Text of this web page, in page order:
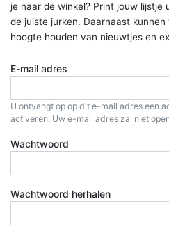
je naar de winkel? Print jouw
de juiste jurken. Daarnaast
hoogte houden van nieuwtjes en
E-mail adres
U ontvangt op op dit e-mail adres een
activeren. Uw e-mail adres zal niet
Wachtwoord
Wachtwoord herhalen